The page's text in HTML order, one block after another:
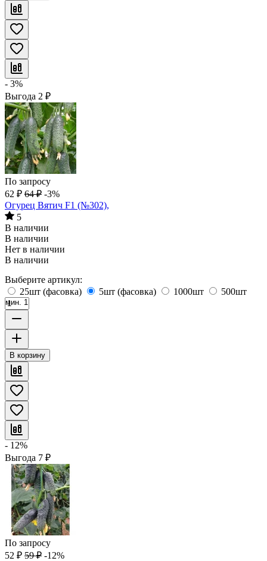
- 3%
Выгода 2 ₽
По запросу
62 ₽ 64 ₽ -3%
Огурец Вятич F1 (№302),
5
В наличии
В наличии
Нет в наличии
В наличии
Выберите артикул:
25шт (фасовка)
5шт (фасовка) 1000шт 500шт
мин. 1
В корзину
- 12%
Выгода 7 ₽
По запросу
52 ₽ 59 ₽ -12%